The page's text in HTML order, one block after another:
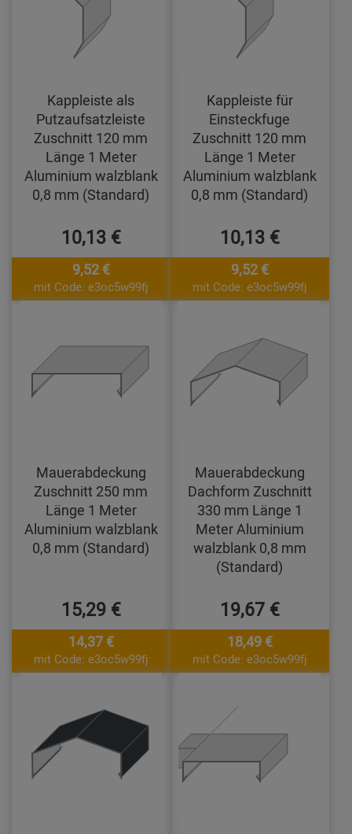
Kappleiste als
Putzaufsatzleiste
Zuschnitt 120 mm
Länge 1 Meter
Aluminium walzblank
0,8 mm (Standard)
10,13 €
9,52 €
mit Code: e3oc5w99fj
Kappleiste für
Einsteckfuge
Zuschnitt 120 mm
Länge 1 Meter
Aluminium walzblank
0,8 mm (Standard)
10,13 €
9,52 €
mit Code: e3oc5w99fj
Mauerabdeckung
Zuschnitt 250 mm
Länge 1 Meter
Aluminium walzblank
0,8 mm (Standard)
15,29 €
14,37 €
mit Code: e3oc5w99fj
Mauerabdeckung
Dachform Zuschnitt
330 mm Länge 1
Meter Aluminium
walzblank 0,8 mm
(Standard)
19,67 €
18,49 €
mit Code: e3oc5w99fj